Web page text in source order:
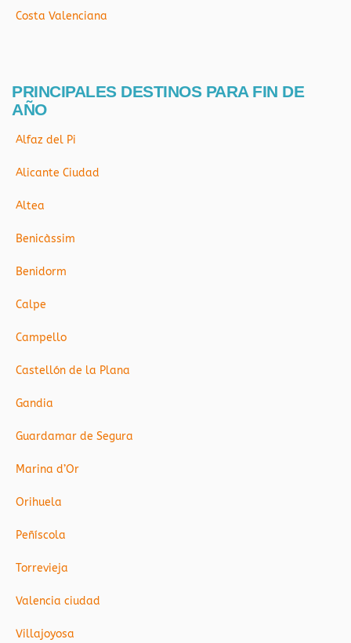
Costa Valenciana
PRINCIPALES DESTINOS PARA FIN DE
AÑO
Alfaz del Pi
Alicante Ciudad
Altea
Benicàssim
Benidorm
Calpe
Campello
Castellón de la Plana
Gandia
Guardamar de Segura
Marina d’Or
Orihuela
Peñíscola
Torrevieja
Valencia ciudad
Villajoyosa